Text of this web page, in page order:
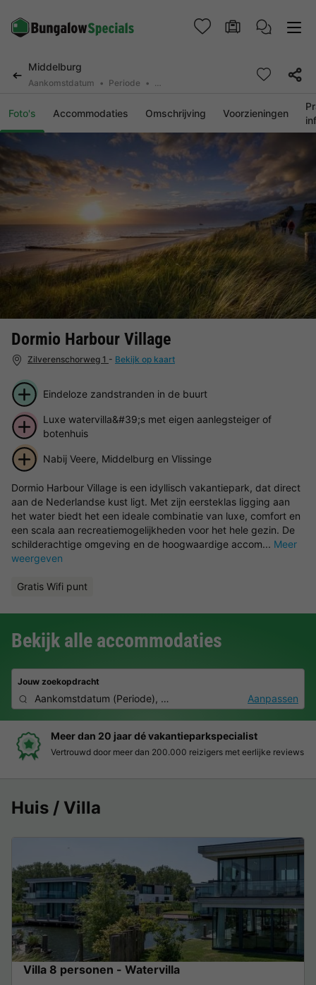
Middelburg
Aankomstdatum Periode 2 personen, 0 huisdier
Foto's Accommodaties Omschrijving Voorzieningen
Dormio Harbour Village
Zilverenschorweg 1 - Bekijk op kaart
Eindeloze zandstranden in de buurt
Luxe watervilla&#39;s met eigen aanlegsteiger of
botenhuis
Nabij Veere, Middelburg en Vlissinge
Dormio Harbour Village is een idyllisch vakantiepark, dat direct
aan de Nederlandse kust ligt. Met zijn eersteklas ligging aan
het water biedt het een ideale combinatie van luxe, comfort en
een scala aan recreatiemogelijkheden voor het hele gezin. De
schilderachtige omgeving en de hoogwaardige accom... Meer
weergeven
Gratis Wifi punt
Bekijk alle accommodaties
Jouw zoekopdracht
Aankomstdatum (Periode), 2 personen, 0 huisdierAanpassen
Boek eenvoudig en zonder stress
Duidelijke prijzen, moeiteloos boeken en veilige
Huis / Villa
Villa 8 personen - Watervilla